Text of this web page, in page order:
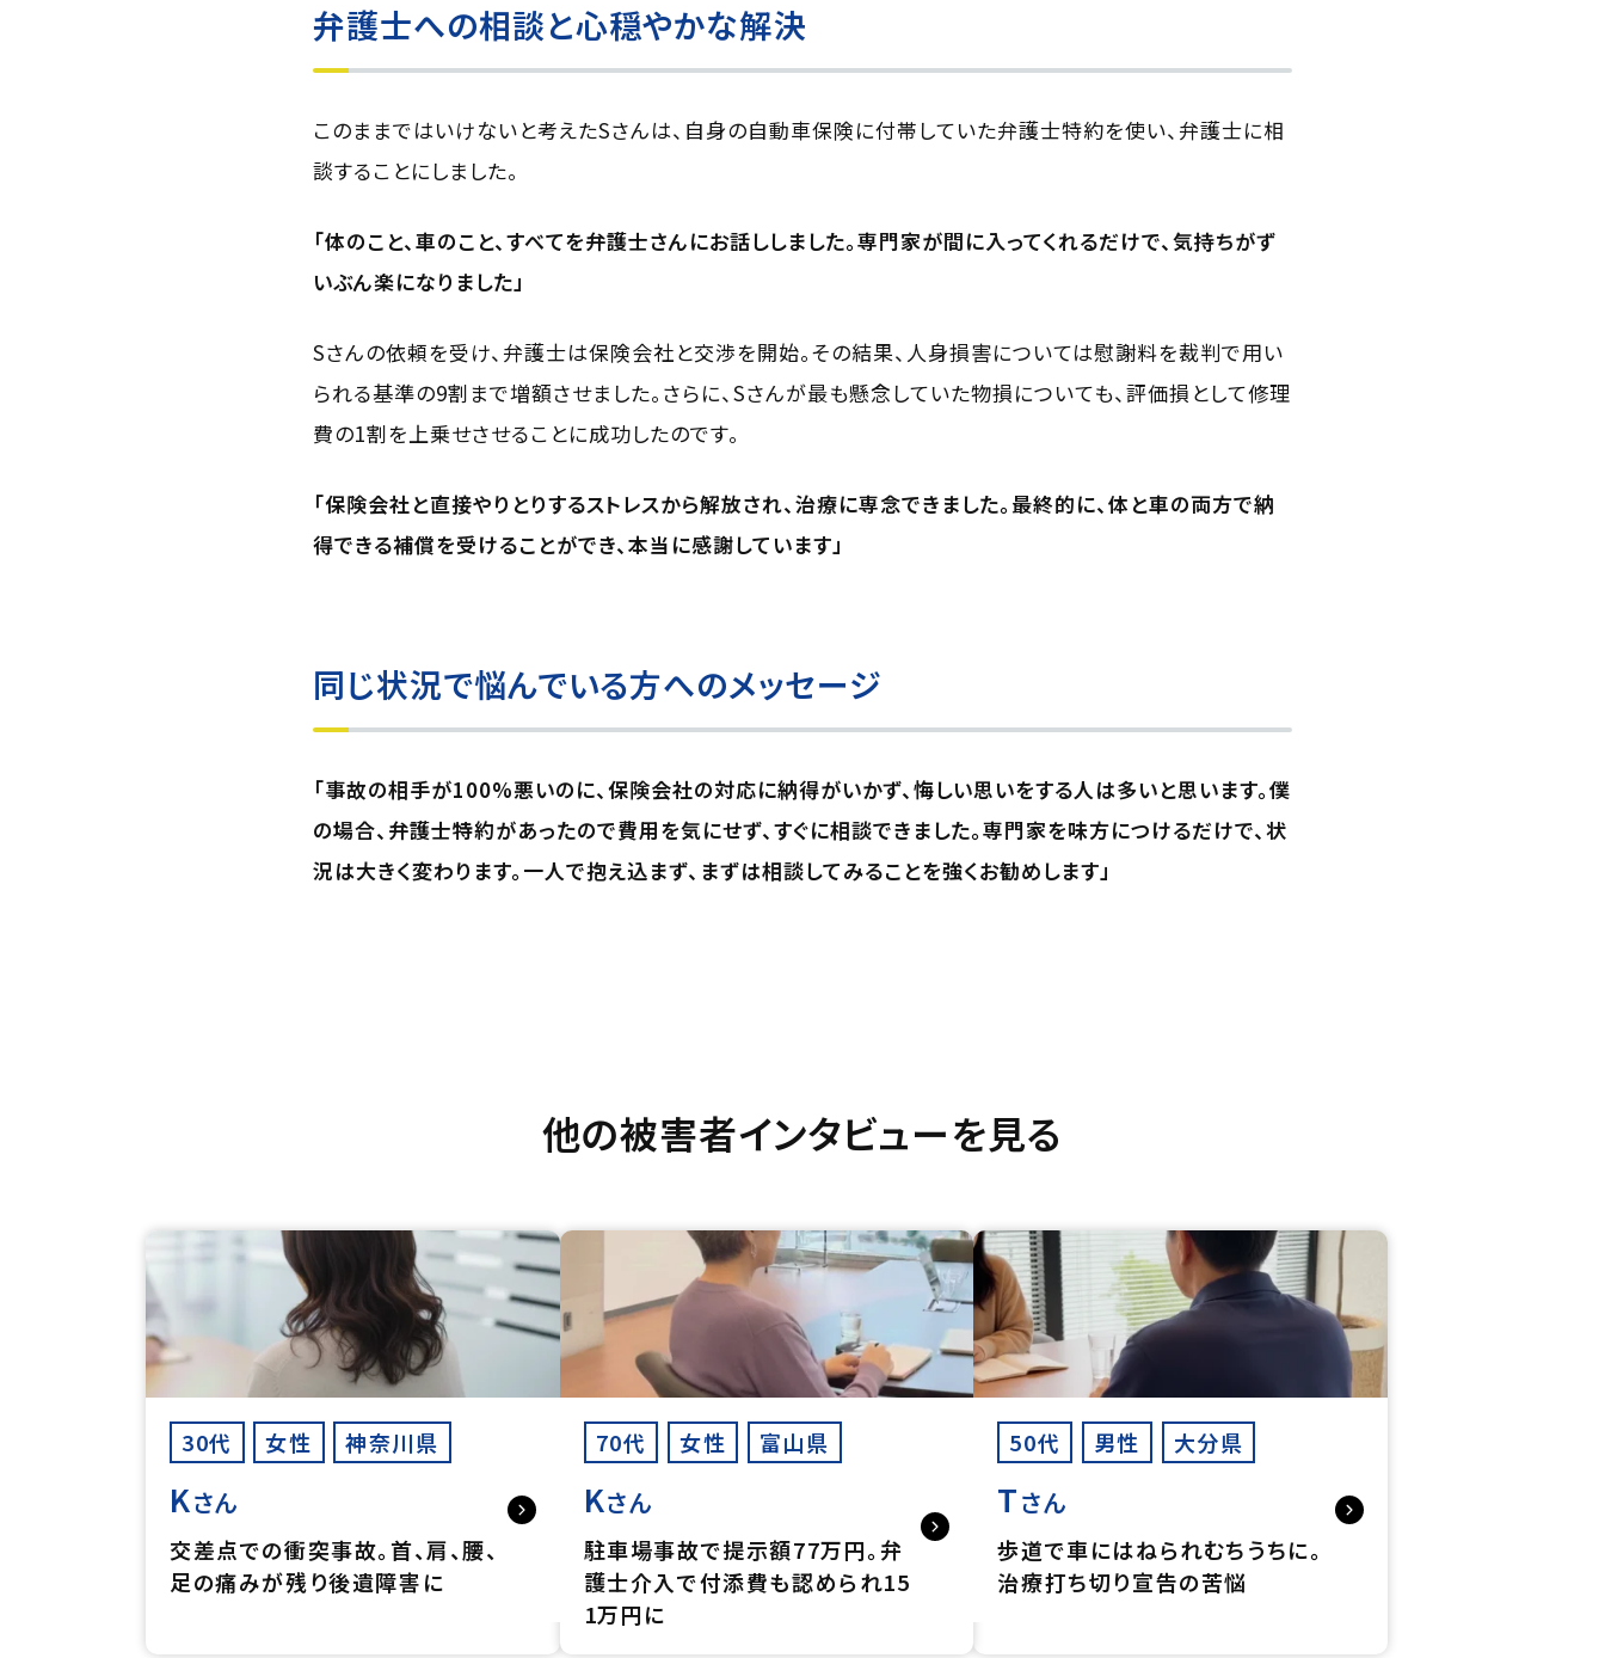
弁護士への相談と心穏やかな解決
このままではいけないと考えたSさんは、自身の自動車保険に付帯していた弁護士特約を使い、弁護士に相
談することにしました。
「体のこと、車のこと、すべてを弁護士さんにお話ししました。専門家が間に入ってくれるだけで、気持ちがず
いぶん楽になりました」
Sさんの依頼を受け、弁護士は保険会社と交渉を開始。その結果、人身損害については慰謝料を裁判で用い
られる基準の9割まで増額させました。さらに、Sさんが最も懸念していた物損についても、評価損として修理
費の1割を上乗せさせることに成功したのです。
「保険会社と直接やりとりするストレスから解放され、治療に専念できました。最終的に、体と車の両方で納
得できる補償を受けることができ、本当に感謝しています」
同じ状況で悩んでいる方へのメッセージ
「事故の相手が100%悪いのに、保険会社の対応に納得がいかず、悔しい思いをする人は多いと思います。僕
の場合、弁護士特約があったので費用を気にせず、すぐに相談できました。専門家を味方につけるだけで、状
況は大きく変わります。一人で抱え込まず、まずは相談してみることを強くお勧めします」
他の被害者インタビューを見る
30代 女性 神奈川県
Kさん
交差点での衝突事故。首、肩、腰、
足の痛みが残り後遺障害に
70代 女性 富山県
Kさん
駐車場事故で提示額77万円。弁
護士介入で付添費も認められ15
1万円に
50代 男性 大分県
Tさん
歩道で車にはねられむちうちに。
治療打ち切り宣告の苦悩